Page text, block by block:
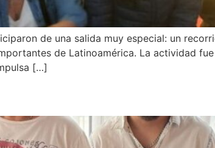
de una salida muy especial: un
de Latinoamérica. La actividad
[…]